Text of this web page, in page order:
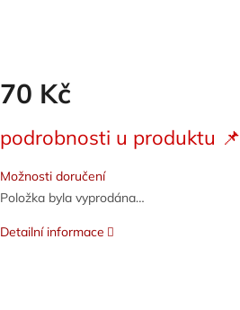
70 Kč
cena:
podrobnosti u produktu 📌
Možnosti doručení
Položka byla vyprodána…
Detailní informace